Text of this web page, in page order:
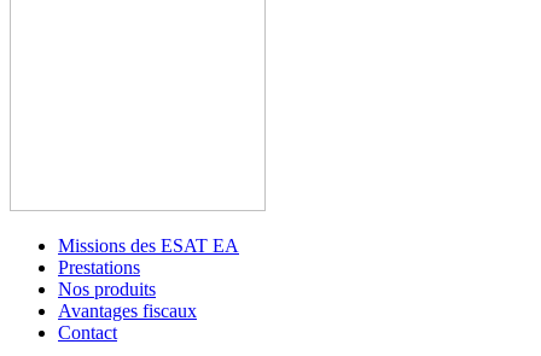
Missions des ESAT EA
Prestations
Nos produits
Avantages fiscaux
Contact